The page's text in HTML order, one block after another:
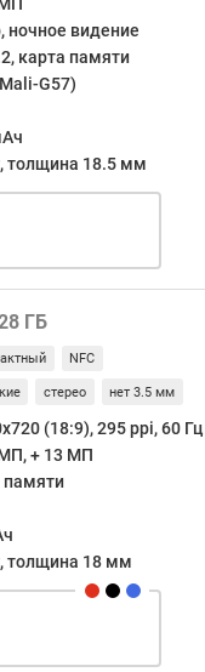
ночное видение
карта памяти
G57)
толщина 18.5 мм
ГБ
NFC
стерео нет 3.5 мм
(18:9), 295 ppi, 60 Гц
+ 13 МП
памяти
толщина 18 мм